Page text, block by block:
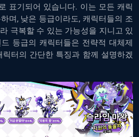
표기되어 있습니다. 이는 모든 캐릭
며, 낮은 등급이라도, 캐릭터들의 조
극복할 수 있는 가능성을 지니고 있
등급의 캐릭터들은 전략적 대체제
릭터의 간단한 특징과 함께 설명하겠